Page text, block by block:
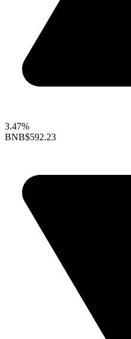
3.47%
BNB$592.23